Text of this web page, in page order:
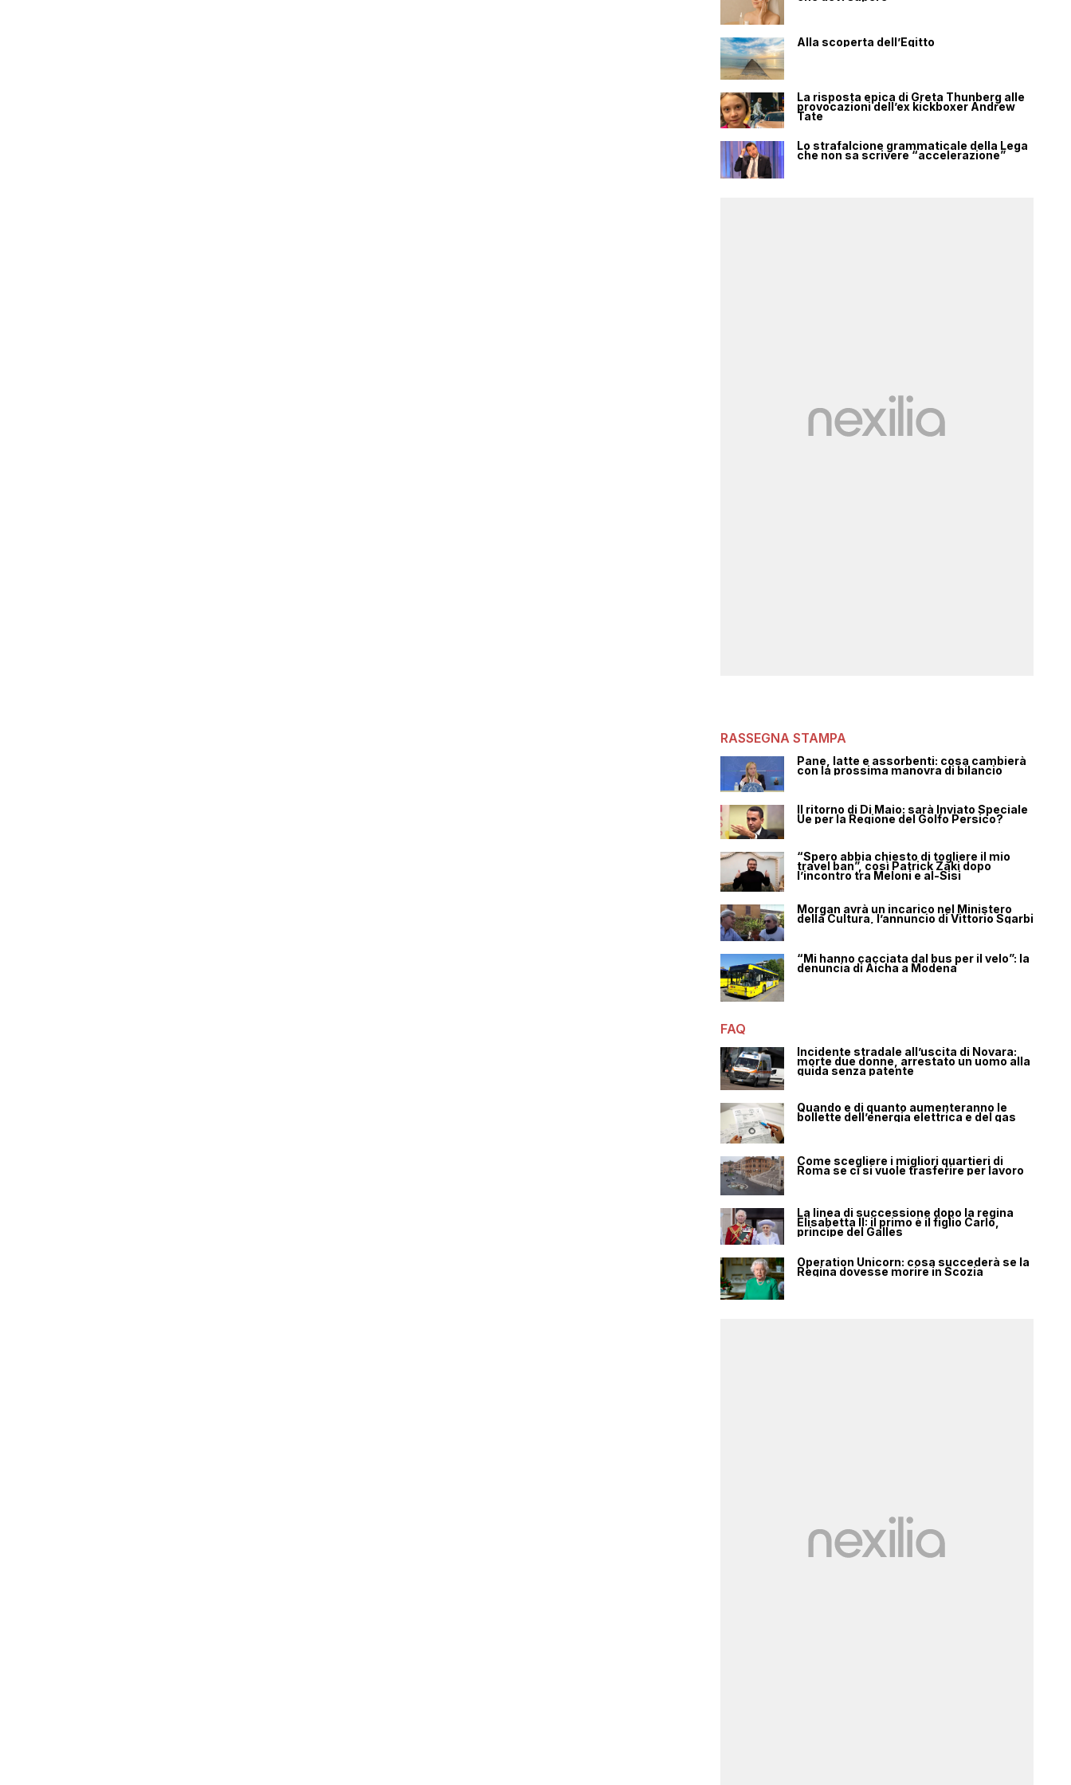
Alla scoperta dell’Egitto
La risposta epica di Greta Thunberg alle
provocazioni dell’ex kickboxer Andrew
Tate
Lo strafalcione grammaticale della Lega
che non sa scrivere “accelerazione”
RASSEGNA STAMPA
Pane, latte e assorbenti: cosa cambierà
con la prossima manovra di bilancio
Il ritorno di Di Maio: sarà Inviato Speciale
Ue per la Regione del Golfo Persico?
“Spero abbia chiesto di togliere il mio
travel ban”, così Patrick Zaki dopo
l’incontro tra Meloni e al-Sisi
Morgan avrà un incarico nel Ministero
della Cultura, l’annuncio di Vittorio Sgarbi
“Mi hanno cacciata dal bus per il velo”: la
denuncia di Aicha a Modena
FAQ
Incidente stradale all’uscita di Novara:
morte due donne, arrestato un uomo alla
guida senza patente
Quando e di quanto aumenteranno le
bollette dell’energia elettrica e del gas
Come scegliere i migliori quartieri di
Roma se ci si vuole trasferire per lavoro
La linea di successione dopo la regina
Elisabetta II: il primo è il figlio Carlo,
principe del Galles
Operation Unicorn: cosa succederà se la
Regina dovesse morire in Scozia